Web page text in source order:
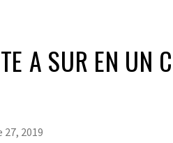
A SUR EN UN
2019